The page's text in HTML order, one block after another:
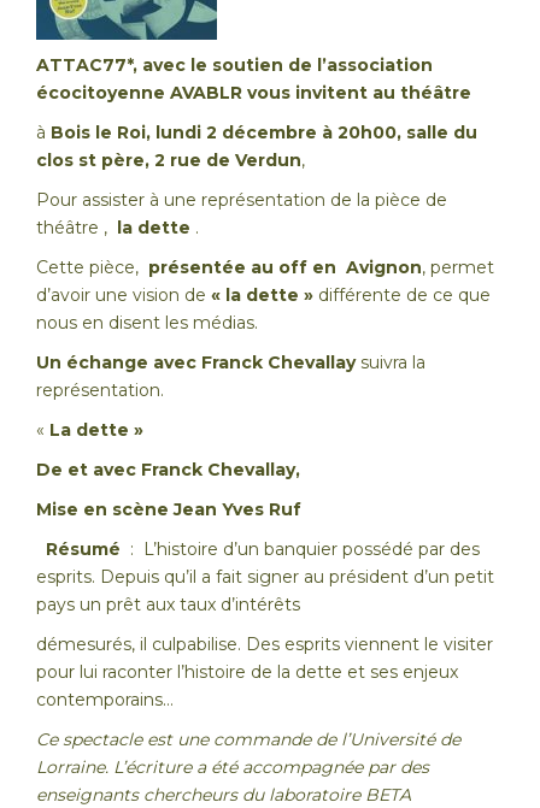
ATTAC77*, avec le soutien de l’association
écocitoyenne AVABLR vous invitent au théâtre
à Bois le Roi, lundi 2 décembre à 20h00, salle du
clos st père, 2 rue de Verdun,
Pour assister à une représentation de la pièce de
théâtre , la dette .
Cette pièce, présentée au off en Avignon, permet
d’avoir une vision de « la dette » différente de ce que
nous en disent les médias.
Un échange avec Franck Chevallaysuivra la
représentation.
« La dette »
De et avec Franck Chevallay,
Mise en scène Jean Yves Ruf
Résumé : L’histoire d’un banquier possédé par des
esprits. Depuis qu’il a fait signer au président d’un petit
pays un prêt aux taux d’intérêts
démesurés, il culpabilise. Des esprits viennent le visiter
pour lui raconter l’histoire de la dette et ses enjeux
contemporains…
Ce spectacle est une commande de l’Université de
Lorraine. L’écriture a été accompagnée par des
enseignants chercheurs du laboratoire BETA